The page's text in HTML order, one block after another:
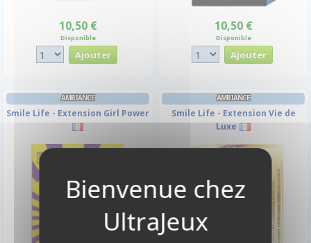
10,50 €
Disponible
10,50 €
Disponible
AMBIANCE
Smile Life - Extension Girl Power
AMBIANCE
Smile Life - Extension Vie de
Luxe